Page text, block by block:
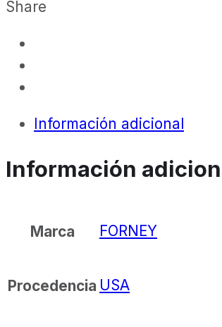
Share
Información adicional
Información
Marca FORNEY
Procedencia USA